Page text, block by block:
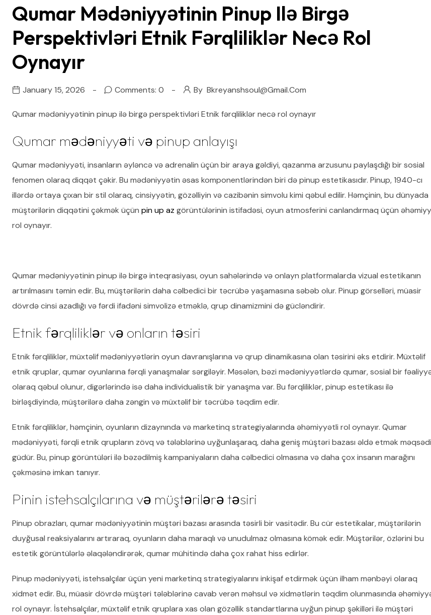
Qumar Mədəniyyətinin Pinup Ilə Birgə
Perspektivləri Etnik Fərqliliklər Necə Rol
Oynayır
January 15, 2026 Comments: 0 By Bkreyanshsoul@gmail.com
Qumar mədəniyyətinin pinup ilə birgə perspektivləri Etnik fərqliliklər necə rol oynayır
Qumar mədəniyyəti və pinup anlayışı
Qumar mədəniyyəti, insanların əyləncə və adrenalin üçün bir araya gəldiyi, qazanma arzusunu paylaşdığı bir sosial
fenomen olaraq diqqət çəkir. Bu mədəniyyətin əsas komponentlərindən biri də pinup estetikasıdır. Pinup, 1940-cı
illərdə ortaya çıxan bir stil olaraq, cinsiyyətin, gözəlliyin və cazibənin simvolu kimi qəbul edilir. Həmçinin, bu dünyada
müştərilərin diqqətini çəkmək üçün pin up az görüntülərinin istifadəsi, oyun atmosferini canlandırmaq üçün
rol oynayır.
Qumar mədəniyyətinin pinup ilə birgə inteqrasiyası, oyun sahələrində və onlayn platformalarda vizual estetikanın
artırılmasını təmin edir. Bu, müştərilərin daha cəlbedici bir təcrübə yaşamasına səbəb olur. Pinup görselləri, müasir
dövrdə cinsi azadlığı və fərdi ifadəni simvolizə etməklə, qrup dinamizmini də gücləndirir.
Etnik fərqliliklər və onların təsiri
Etnik fərqliliklər, müxtəlif mədəniyyətlərin oyun davranışlarına və qrup dinamikasına olan təsirini əks etdirir. Müxtəlif
etnik qruplar, qumar oyunlarına fərqli yanaşmalar sərgiləyir. Məsələn, bəzi mədəniyyətlərdə qumar, sosial bir
olaraq qəbul olunur, digərlərində isə daha individualistik bir yanaşma var. Bu fərqliliklər, pinup estetikası ilə
birləşdiyində, müştərilərə daha zəngin və müxtəlif bir təcrübə təqdim edir.
Etnik fərqliliklər, həmçinin, oyunların dizaynında və marketinq strategiyalarında əhəmiyyətli rol oynayır. Qumar
mədəniyyəti, fərqli etnik qrupların zövq və tələblərinə uyğunlaşaraq, daha geniş müştəri bazası əldə etmək
güdür. Bu, pinup görüntüləri ilə bəzədilmiş kampaniyaların daha cəlbedici olmasına və daha çox insanın marağını
çəkməsinə imkan tanıyır.
Pinin istehsalçılarına və müştərilərə təsiri
Pinup obrazları, qumar mədəniyyətinin müştəri bazası arasında təsirli bir vasitədir. Bu cür estetikalar, müştərilərin
duyğusal reaksiyalarını artıraraq, oyunların daha maraqlı və unudulmaz olmasına kömək edir. Müştərilər, özlərini bu
estetik görüntülərlə əlaqələndirərək, qumar mühitində daha çox rahat hiss edirlər.
Pinup mədəniyyəti, istehsalçılar üçün yeni marketinq strategiyalarını inkişaf etdirmək üçün ilham mənbəyi olaraq
xidmət edir. Bu, müasir dövrdə müştəri tələblərinə cavab verən məhsul və xidmətlərin təqdim olunmasında
rol oynayır. İstehsalçılar, müxtəlif etnik qruplara xas olan gözəllik standartlarına uyğun pinup şəkilləri ilə müştəri